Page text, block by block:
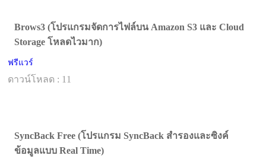
Brows3 (โปรแกรมจัดการไฟล์บน Amazon S3 และ Cloud
Storage โหลดไวมาก)
ฟรีแวร์
ดาวน์โหลด : 11
SyncBack Free (โปรแกรม SyncBack สำรองและซิงค์
ข้อมูลแบบ Real Time)